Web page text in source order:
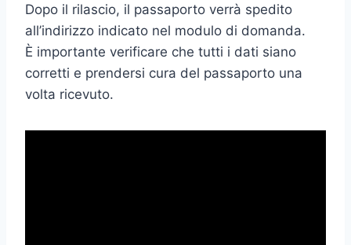
Dopo il rilascio, il passaporto verrà spedito
all’indirizzo indicato nel modulo di domanda.
È importante verificare che tutti i dati siano
corretti e prendersi cura del passaporto una
volta ricevuto.